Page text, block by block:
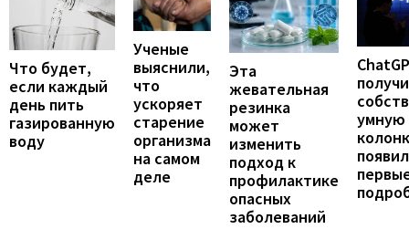
Что будет,
если каждый
день пить
газированную
воду
Ученые
выяснили,
что
ускоряет
старение
организма
на самом
деле
Эта
жевательная
резинка
может
изменить
подход к
профилактике
опасных
заболеваний
умную